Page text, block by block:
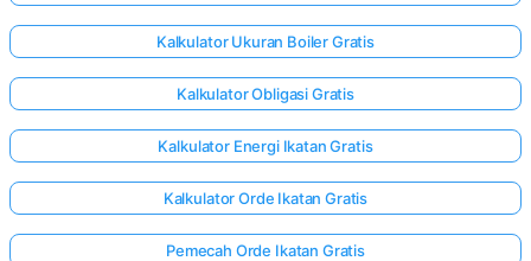
Kalkulator Ukuran Boiler Gratis
Kalkulator Obligasi Gratis
Kalkulator Energi Ikatan Gratis
Kalkulator Orde Ikatan Gratis
Pemecah Orde Ikatan Gratis